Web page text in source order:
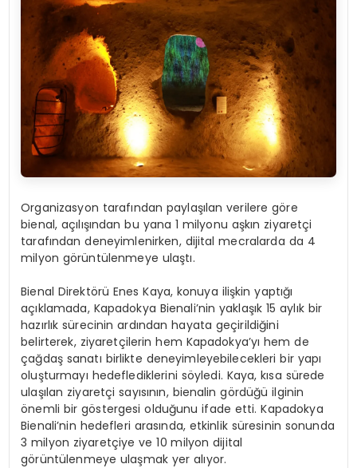
Organizasyon tarafından paylaşılan verilere göre
bienal, açılışından bu yana 1 milyonu aşkın ziyaretçi
tarafından deneyimlenirken, dijital mecralarda da 4
milyon görüntülenmeye ulaştı.
Bienal Direktörü Enes Kaya, konuya ilişkin yaptığı
açıklamada, Kapadokya Bienali’nin yaklaşık 15 aylık bir
hazırlık sürecinin ardından hayata geçirildiğini
belirterek, ziyaretçilerin hem Kapadokya’yı hem de
çağdaş sanatı birlikte deneyimleyebilecekleri bir yapı
oluşturmayı hedeflediklerini söyledi. Kaya, kısa sürede
ulaşılan ziyaretçi sayısının, bienalin gördüğü ilginin
önemli bir göstergesi olduğunu ifade etti. Kapadokya
Bienali’nin hedefleri arasında, etkinlik süresinin sonunda
3 milyon ziyaretçiye ve 10 milyon dijital
görüntülenmeye ulaşmak yer alıyor.